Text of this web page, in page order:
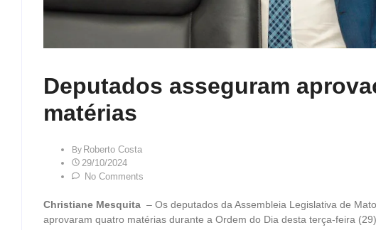
Deputados asseguram
matérias
By Roberto Costa
29/10/2024
No Comments
Christiane Mesquita – Os deputados da Assembleia Legislativa de
aprovaram quatro matérias durante a Ordem do Dia desta terça-feira